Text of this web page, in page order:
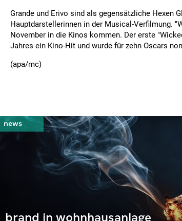
Grande und Erivo sind als gegensätzliche Hexen
Hauptdarstellerinnen in der Musical-Verfilmung.
November in die Kinos kommen. Der erste
Jahres ein Kino-Hit und wurde für zehn Oscars
(apa/mc)
brand in wohnhausanlage